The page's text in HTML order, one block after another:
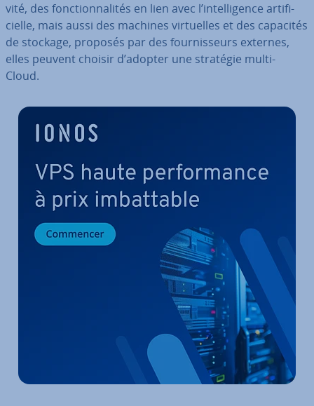
vité, des fonc­tion­na­li­tés en lien avec l’in­tel­li­gence ar­ti­fi­
cielle, mais aussi des machines vir­tuelles et des capacités
de stockage, proposés par des four­nis­seurs externes,
elles peuvent choisir d’adopter une stratégie multi-
Cloud.